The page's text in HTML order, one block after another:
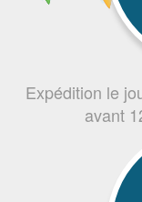
Expédition le
avant